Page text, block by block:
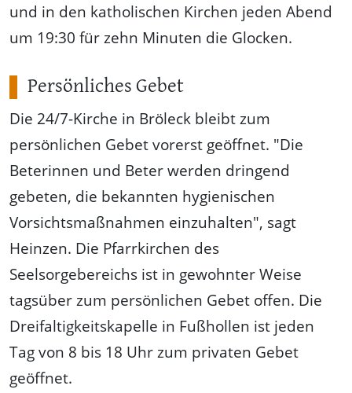
und in den katholischen Kirchen jeden Abend
um 19:30 für zehn Minuten die Glocken.
Persönliches Gebet
Die 24/7-Kirche in Bröleck bleibt zum
persönlichen Gebet vorerst geöffnet. "Die
Beterinnen und Beter werden dringend
gebeten, die bekannten hygienischen
Vorsichtsmaßnahmen einzuhalten", sagt
Heinzen. Die Pfarrkirchen des
Seelsorgebereichs ist in gewohnter Weise
tagsüber zum persönlichen Gebet offen. Die
Dreifaltigkeitskapelle in Fußhollen ist jeden
Tag von 8 bis 18 Uhr zum privaten Gebet
geöffnet.